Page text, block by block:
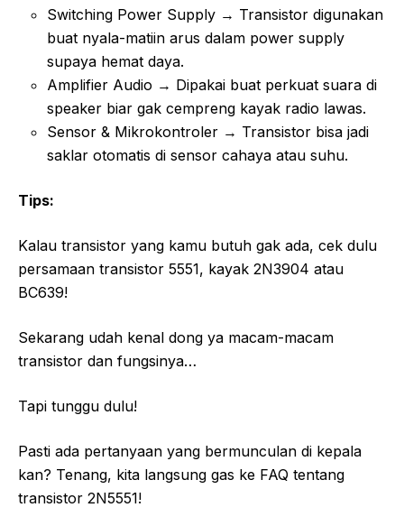
Switching Power Supply → Transistor digunakan
buat nyala-matiin arus dalam power supply
supaya hemat daya.
Amplifier Audio → Dipakai buat perkuat suara di
speaker biar gak cempreng kayak radio lawas.
Sensor & Mikrokontroler → Transistor bisa jadi
saklar otomatis di sensor cahaya atau suhu.
Tips:
Kalau transistor yang kamu butuh gak ada, cek dulu
persamaan transistor 5551, kayak 2N3904 atau
BC639!
Sekarang udah kenal dong ya macam-macam
transistor dan fungsinya…
Tapi tunggu dulu!
Pasti ada pertanyaan yang bermunculan di kepala
kan? Tenang, kita langsung gas ke FAQ tentang
transistor 2N5551!